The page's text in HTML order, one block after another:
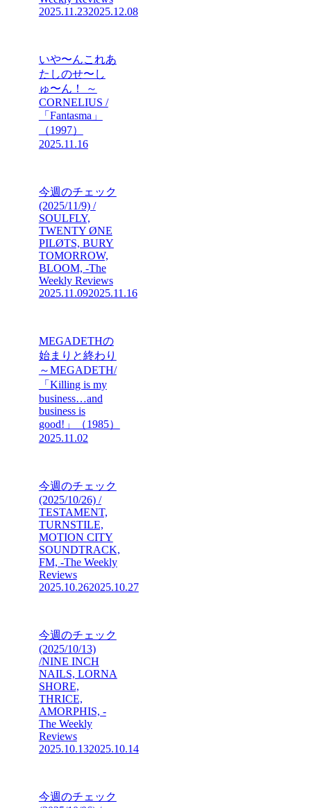
2025.11.232025.12.08
いや〜んこれあ
たしのせ〜し
ゅ〜ん！ ～
CORNELIUS /
「Fantasma」
（1997）
2025.11.16
今週のチェック
(2025/11/9) /
SOULFLY,
TWENTY ØNE
PILØTS, BURY
TOMORROW,
BLOOM, -The
Weekly Reviews
2025.11.092025.11.16
MEGADETHの
始まりと終わり
～MEGADETH/
「Killing is my
business…and
business is
good!」（1985）
2025.11.02
今週のチェック
(2025/10/26) /
TESTAMENT,
TURNSTILE,
MOTION CITY
SOUNDTRACK,
FM, -The Weekly
Reviews
2025.10.262025.10.27
今週のチェック
(2025/10/13)
/NINE INCH
NAILS, LORNA
SHORE,
THRICE,
AMORPHIS, -
The Weekly
Reviews
2025.10.132025.10.14
今週のチェック